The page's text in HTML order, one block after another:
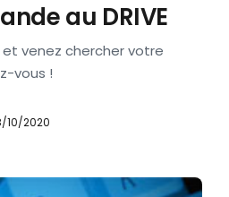
au DRIVE
venez chercher votre
vous !
10/2020